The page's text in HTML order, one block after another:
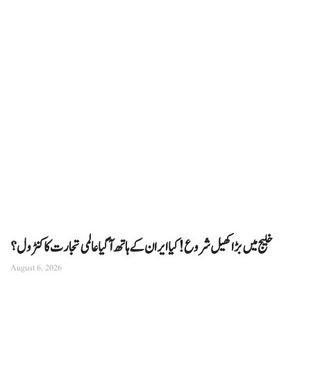
خلیج میں بڑا کھیل شروع! کیا ایران کے ہاتھ آ گیا عالمی تجارت کا کنٹرول؟
August 6, 2026